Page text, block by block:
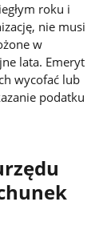
roku i
nie musi
w
lata. Emeryt
wycofać lub
podatku